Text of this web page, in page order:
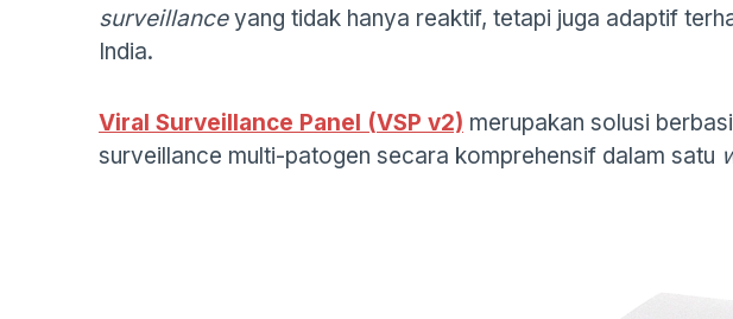
surveillanceyang tidak hanya reaktif, tetapi juga adaptif
India.
Viral Surveillance Panel (VSP v2) merupakan solusi
surveillance multi-patogen secara komprehensif dalam satu